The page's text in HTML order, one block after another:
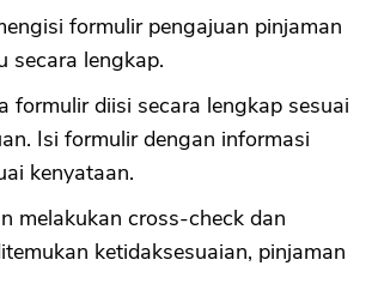
formulir pengajuan pinjaman
secara lengkap.
formulir diisi secara lengkap sesuai
Isi formulir dengan informasi
kenyataan.
melakukan cross-check dan
ketidaksesuaian, pinjaman